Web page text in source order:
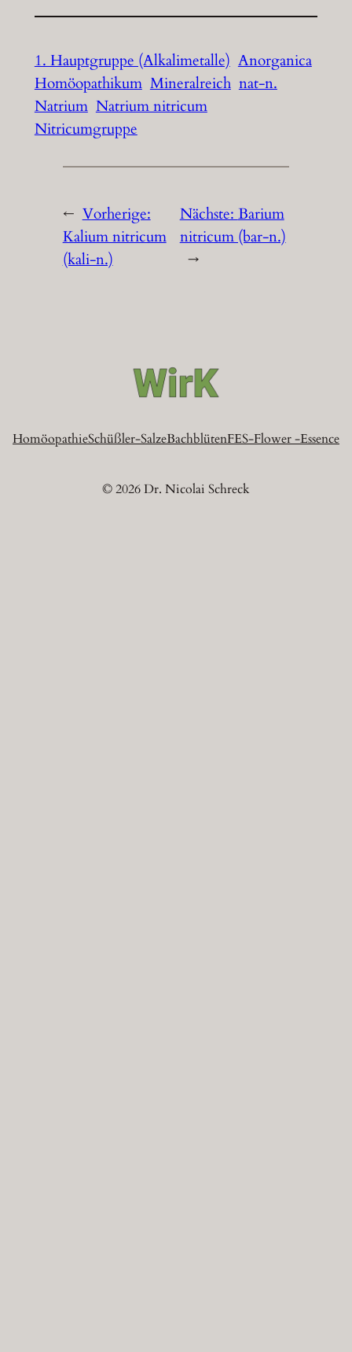
1. Hauptgruppe (Alkalimetalle) Anorganica
Homöopathikum Mineralreich nat-n.
Natrium Natrium nitricum
Nitricumgruppe
← Vorherige:
Kalium nitricum
(kali-n.)
Nächste: Barium
nitricum (bar-n.)
→
HomöopathieSchüßler-SalzeBachblütenFES-Flower -Essence
© 2026 Dr. Nicolai Schreck